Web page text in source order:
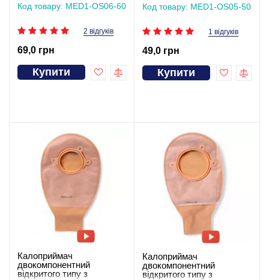
Код товару: MED1-OS06-60
2 відгуків
69,0 грн
Купити
Код товару: MED1-OS05-50
1 відгуків
49,0 грн
Купити
Калоприймач
двокомпонентний
відкритого типу з
Калоприймач
двокомпонентний
відкритого типу з